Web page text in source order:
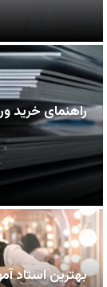
راهنمای خرید
بهترین استاد